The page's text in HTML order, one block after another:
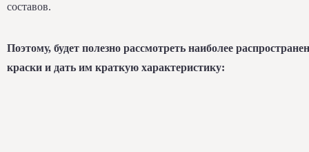
составов.
Поэтому, будет полезно рассмотреть наиболее
краски и дать им краткую характеристику: